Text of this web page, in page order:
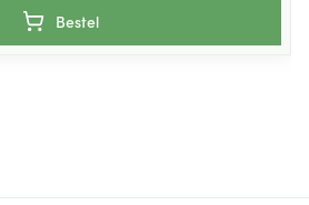
Bestel